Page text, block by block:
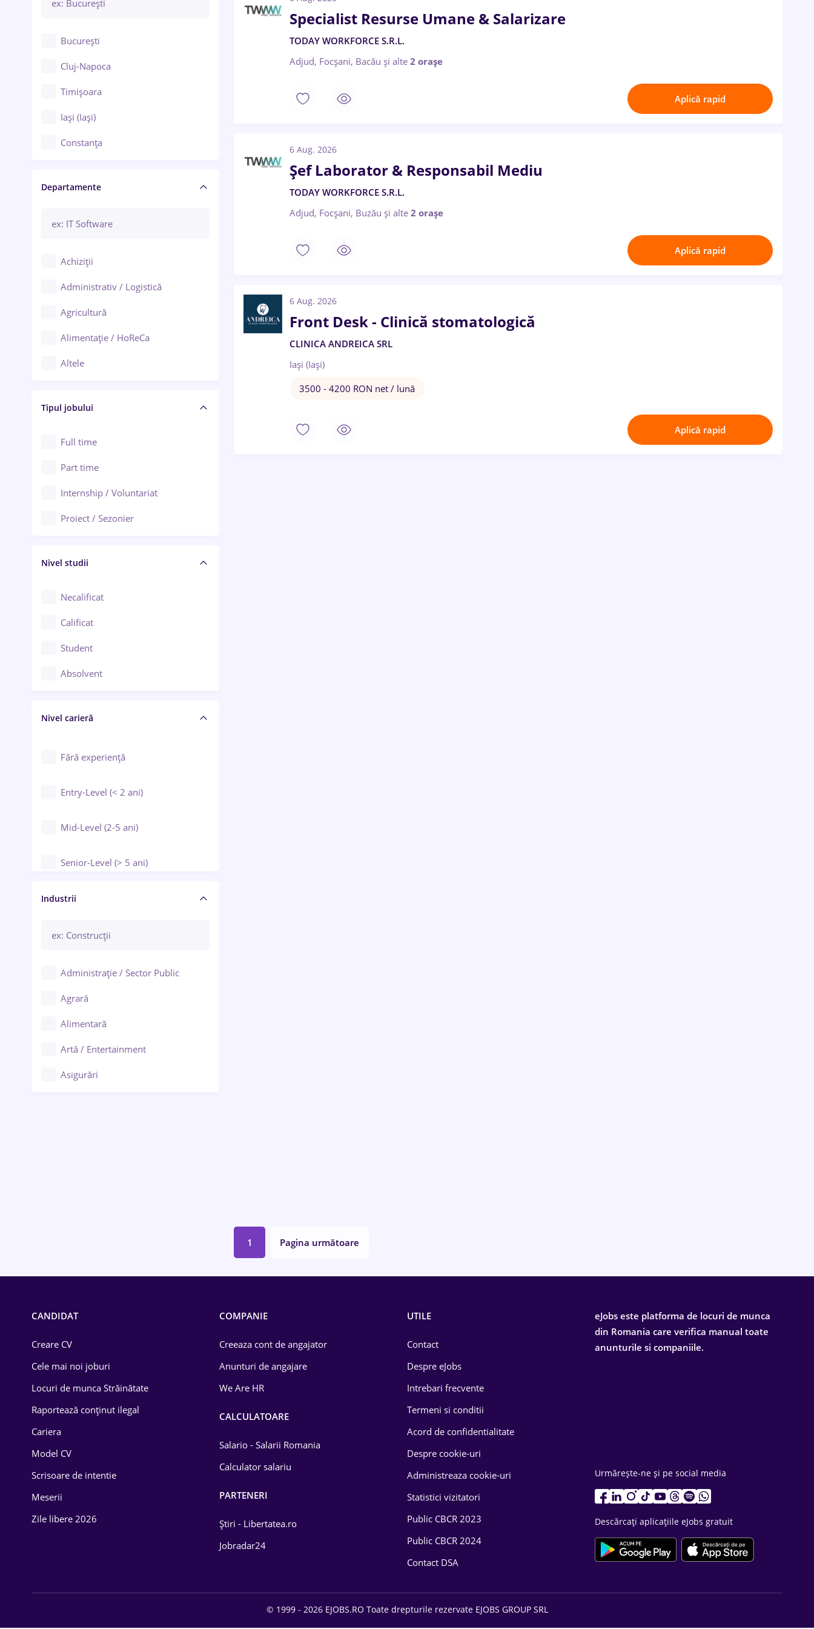
București
Cluj-Napoca
Timișoara
Iași (Iași)
Constanța
Brașov
Bacău
Galați (Galați)
Ploiești
Arad
Baia Mare
Bârlad
Bistrița (Bistrița-Năsăud)
Departamente
Achiziții
Administrativ / Logistică
Agricultură
Alimentație / HoReCa
Altele
Asigurări
Au pair / Babysitter / Curățenie
Audit / Consultanță
Auto / Echipamente
Automatizări
Cercetare - dezvoltare
Chimie / Biochimie
Confecții / Design vestimentar
Construcții / Instalații
Controlul calității
Educație / Training / Arte
Tipul jobului
Full time
Part time
Internship / Voluntariat
Proiect / Sezonier
Nivel studii
Necalificat
Calificat
Student
Absolvent
Nivel carieră
Fără experiență
Entry-Level (< 2 ani)
Mid-Level (2-5 ani)
Senior-Level (> 5 ani)
Manager / Executiv
Industrii
Administrație / Sector Public
Agrară
Alimentară
Artă / Entertainment
Asigurări
Energetică
Mașini / Auto
Media / Internet
Medicină / Sănătate
Specialist Resurse Umane & Salarizare
TODAY WORKFORCE S.R.L.
Adjud, Focșani, Bacău și alte 2 orașe
Aplică rapid
6 Aug. 2026
Șef Laborator & Responsabil Mediu
TODAY WORKFORCE S.R.L.
Adjud, Focșani, Buzău și alte 2 orașe
Aplică rapid
6 Aug. 2026
Front Desk - Clinică stomatologică
CLINICA ANDREICA SRL
Iași (Iași)
3500 - 4200 RON net / lună
Aplică rapid
1 Pagina următoare
CANDIDAT
Creare CV
Cele mai noi joburi
Locuri de munca Străinătate
Raportează conținut ilegal
Cariera
Model CV
Scrisoare de intentie
Meserii
Zile libere 2026
COMPANIE
Creeaza cont de angajator
Anunturi de angajare
We Are HR
CALCULATOARE
Salario - Salarii Romania
Calculator salariu
PARTENERI
Știri - Libertatea.ro
Jobradar24
UTILE
Contact
Despre eJobs
Intrebari frecvente
Termeni si conditii
Acord de confidentialitate
Despre cookie-uri
Administreaza cookie-uri
Statistici vizitatori
Public CBCR 2023
Public CBCR 2024
Contact DSA
eJobs este platforma de locuri de munca
din Romania care verifica manual toate
anunturile si companiile.
Urmărește-ne și pe social media
Descărcați aplicațiile eJobs gratuit
© 1999 - 2026 EJOBS.RO Toate drepturile rezervate EJOBS GROUP SRL